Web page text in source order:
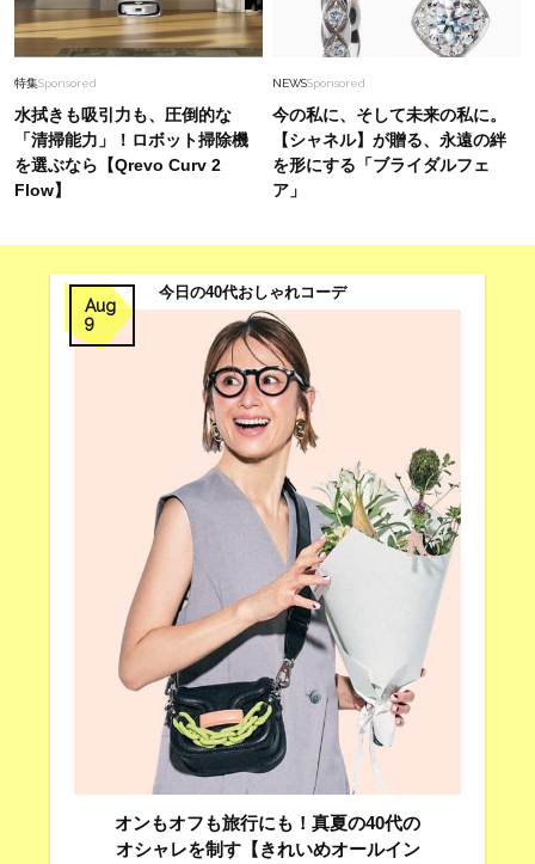
特集Sponsored
水拭きも吸引力も、圧倒的な
「清掃能力」！ロボット掃除機
を選ぶなら【Qrevo Curv 2
Flow】
NEWSSponsored
今の私に、そして未来の私に。
【シャネル】が贈る、永遠の絆
を形にする「ブライダルフェ
ア」
Aug
9
今日の40代おしゃれコーデ
オンもオフも旅行にも！真夏の40代の
オシャレを制す【きれいめオールイン